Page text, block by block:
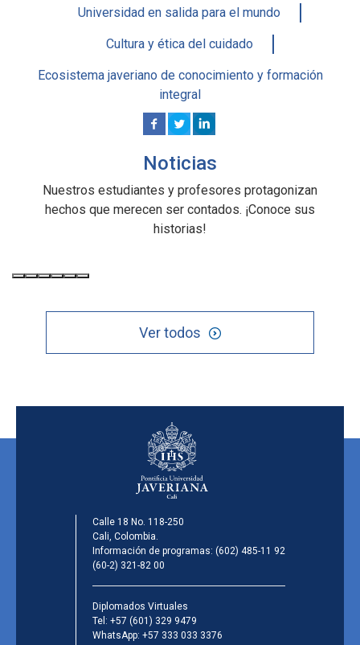
Universidad en salida para el mundo
Cultura y ética del cuidado
Ecosistema javeriano de conocimiento y formación
integral
Noticias
Nuestros estudiantes y profesores protagonizan
hechos que merecen ser contados. ¡Conoce sus
historias!
Ver todos
Calle 18 No. 118-250
Cali, Colombia.
Información de programas: (602) 485-11 92
(60-2) 321-82 00
Diplomados Virtuales
Tel: +57 (601) 329 9479
WhatsApp: +57 333 033 3376